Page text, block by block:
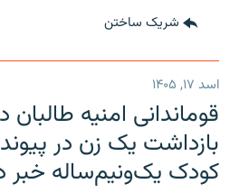
شریک ساختن
اسد ۱۷, ۱۴۰۵
قوماندانی امنیه طالبان
بازداشت یک زن در
کودک یک‌ونیم‌ساله خبر